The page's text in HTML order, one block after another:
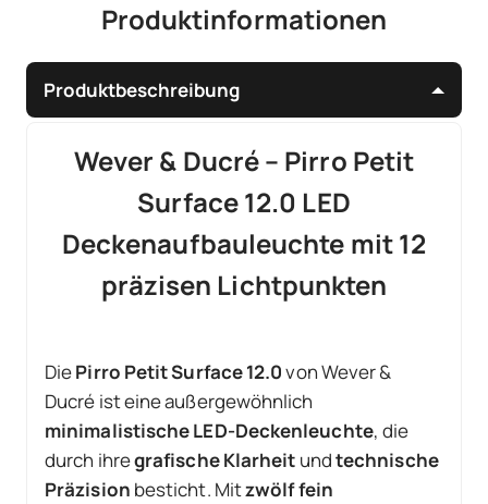
Produktinformationen
Produktbeschreibung
Wever & Ducré – Pirro Petit
Surface 12.0 LED
Deckenaufbauleuchte mit 12
präzisen Lichtpunkten
DiePirro Petit Surface 12.0von Wever &
Ducré ist eine außergewöhnlich
minimalistische LED-Deckenleuchte, die
durch ihregrafische Klarheit undtechnische
Präzision besticht. Mitzwölf fein